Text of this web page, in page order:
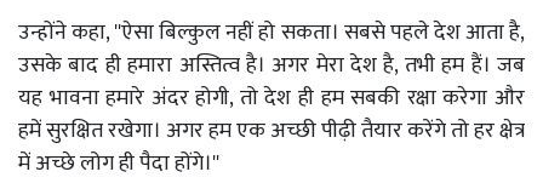
उन्होंने कहा, ''ऐसा बिल्कुल नहीं हो सकता। सबसे पहले देश आता है,
उसके बाद ही हमारा अस्तित्व है। अगर मेरा देश है, तभी हम हैं। जब
यह भावना हमारे अंदर होगी, तो देश ही हम सबकी रक्षा करेगा और
हमें सुरक्षित रखेगा। अगर हम एक अच्छी पीढ़ी तैयार करेंगे तो हर क्षेत्र
में अच्छे लोग ही पैदा होंगे।''